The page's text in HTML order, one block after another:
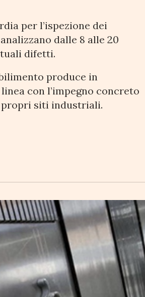
per l’ispezione dei
dalle 8 alle 20
difetti.
produce in
con l’impegno concreto
propri siti industriali.